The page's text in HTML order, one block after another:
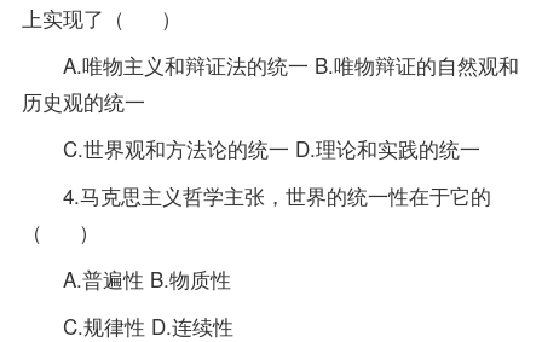
上实现了（ ）
A.唯物主义和辩证法的统一 B.唯物辩证的自然观和
历史观的统一
C.世界观和方法论的统一 D.理论和实践的统一
4.马克思主义哲学主张，世界的统一性在于它的
（ ）
A.普遍性 B.物质性
C.规律性 D.连续性